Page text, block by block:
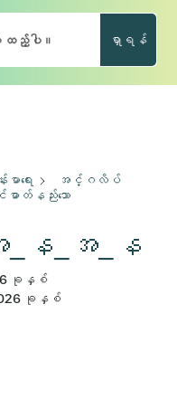
ရှာရန်
ာရေး
အင်္ဂလိပ်
ဓာတ်နည်းသော
န_အ_န
ခုနှစ်
ခုနှစ်